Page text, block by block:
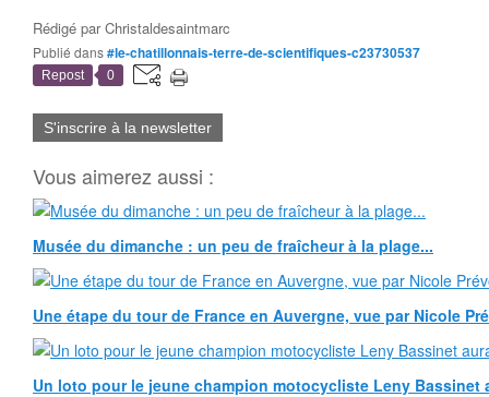
Rédigé parChristaldesaintmarc
Publié dans#le-chatillonnais-terre-de-scientifiques-c23730537
Repost 0
S'inscrire à la newsletter
Vous aimerez aussi :
Musée du dimanche : un peu de fraîcheur à la plage...
Une étape du tour de France en Auvergne, vue par Nicole
Un loto pour le jeune champion motocycliste Leny Bassinet